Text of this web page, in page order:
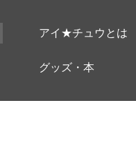
アイ★チュウとは
グッズ・本